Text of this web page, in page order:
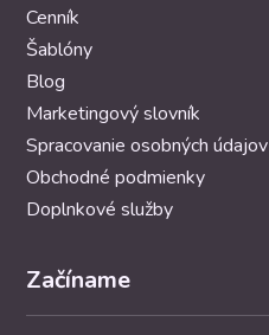
Cenník
Šablóny
Blog
Marketingový slovník
Spracovanie osobných údajov
Obchodné podmienky
Doplnkové služby
Začíname